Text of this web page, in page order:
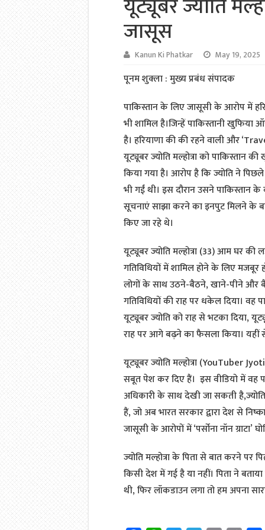
जासूस
Kanun Ki Phatkar May 19, 2025
पूनम शुक्ला : मुख्य प्रबंध संपादक
पाकिस्तान के लिए जासूसी के आरोप में
भी शामिल है।जिन्हें पाकिस्तानी
है। हरियाणा की की रहने वाली और
यूट्यूबर ज्योति मल्होत्रा को
किया गया है। आरोप है कि ज्योति ने
भी गईं थी। इस दौरान उसने पाकिस्तान
सूचनाएं साझा करने का इनपुट मिलने के
किए जा रहे थे।
यूट्यूबर ज्योति मल्होत्रा (33) आम घर
गतिविधियों में शामिल होने के लिए मजबूर
लोगों के साथ उठने-बैठने, खाने-पीने और
गतिविधियों की राह पर धकेल दिया। वह
यूट्यूबर ज्योति को राह से भटका दिया,
राह पर आगे बढ़ने का फैसला किया। यहीं
यूट्यूबर ज्योति मल्होत्रा (YouTuber
सबूत पेश कर दिए हैं। इस वीडियो में वह
अधिकारी के साथ देखी जा सकती
हैं, जो अब भारत सरकार द्वारा देश से
जासूसी के आरोपों में ‘पर्सोना नॉन ग्राटा’
ज्योति मल्होत्रा के पिता से बात करने पर
किसी देश में गई है या नहीं। पिता ने
थी, फिर लॉकडाउन लगा तो हम अपना